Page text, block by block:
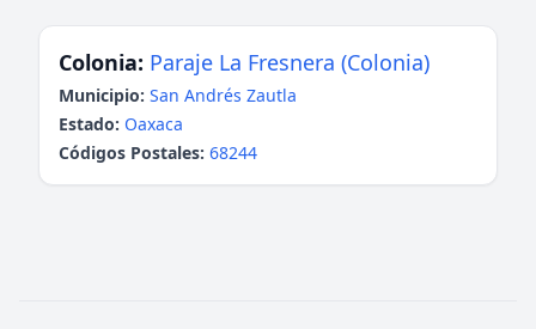
Colonia: Paraje La Fresnera (Colonia)
Municipio: San Andrés Zautla
Estado: Oaxaca
Códigos Postales: 68244